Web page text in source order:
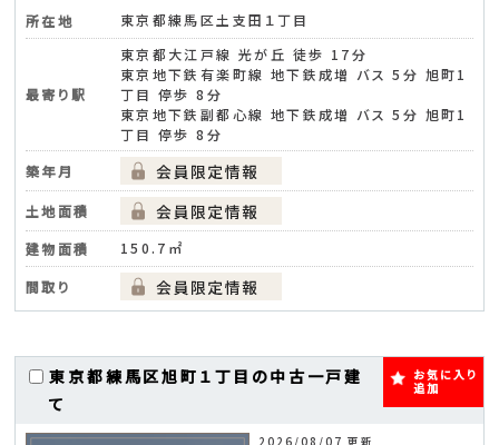
所在地 東京都練馬区土支田１丁目
最寄り駅
東京都大江戸線 光が丘 徒歩 17分
東京地下鉄有楽町線 地下鉄成増 バス 5分 旭町1
丁目 停歩 8分
東京地下鉄副都心線 地下鉄成増 バス 5分 旭町1
丁目 停歩 8分
築年月
土地面積
建物面積
150.7㎡
間取り
東京都練馬区旭町１丁目の中古一戸建
て
お気に入り
追加
2026/08/07 更新